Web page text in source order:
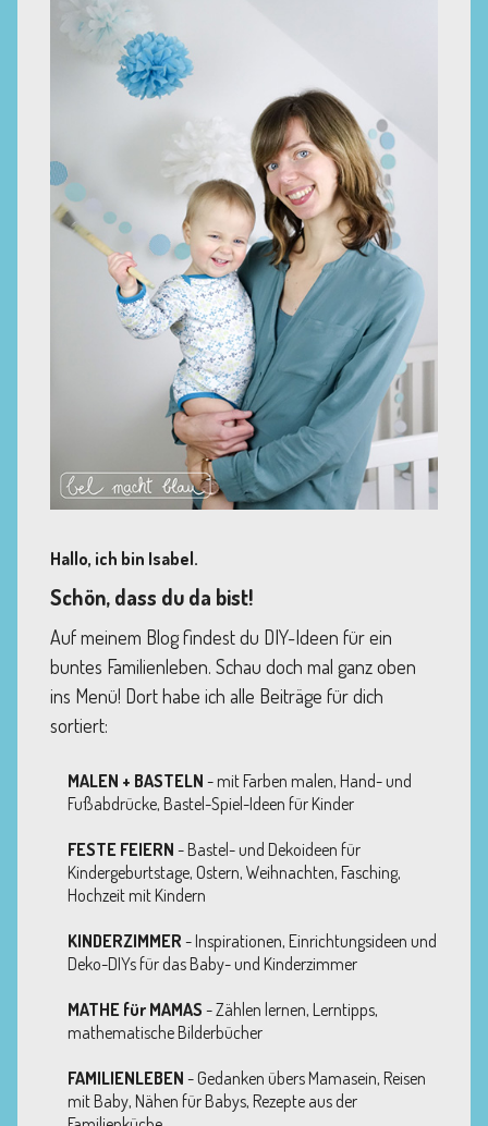
Hallo, ich bin Isabel.
Schön, dass du da bist!
Auf meinem Blog findest du DIY-Ideen für ein
buntes Familienleben. Schau doch mal ganz oben
ins Menü! Dort habe ich alle Beiträge für dich
sortiert:
MALEN + BASTELN - mit Farben malen, Hand- und
Fußabdrücke, Bastel-Spiel-Ideen für Kinder
FESTE FEIERN - Bastel- und Dekoideen für
Kindergeburtstage, Ostern, Weihnachten, Fasching,
Hochzeit mit Kindern
KINDERZIMMER - Inspirationen, Einrichtungsideen und
Deko-DIYs für das Baby- und Kinderzimmer
MATHE für MAMAS - Zählen lernen, Lerntipps,
mathematische Bilderbücher
FAMILIENLEBEN - Gedanken übers Mamasein, Reisen
mit Baby, Nähen für Babys, Rezepte aus der